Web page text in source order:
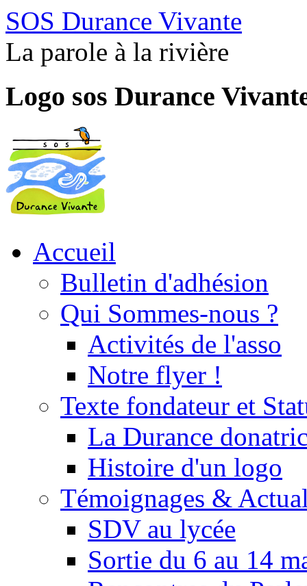
SOS Durance Vivante
La parole à la rivière
Logo sos Durance
Accueil
Bulletin d'adhésion
Qui Sommes-nous ?
Activités de l'asso
Notre flyer !
Texte fondateur et
La Durance
Histoire d'un logo
Témoignages &
SDV au lycée
Sortie du 6 au 14